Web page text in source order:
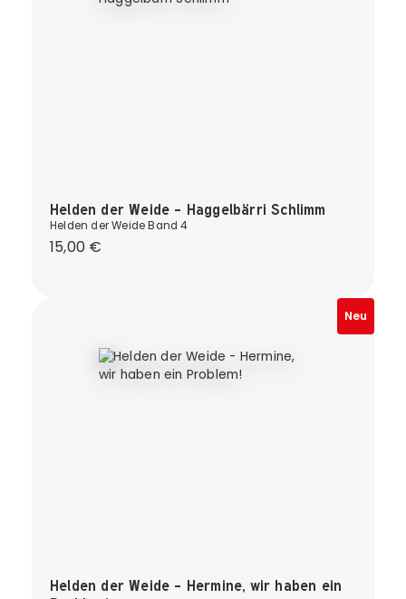
Helden der Weide - Haggelbärri Schlimm
Helden der Weide Band 4
Regulärer Preis:
15,00 €
Neu
Helden der Weide - Hermine, wir haben ein